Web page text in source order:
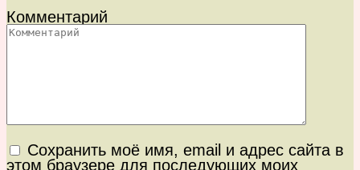
Комментарий
Сохранить моё имя, email и адрес сайта в
этом браузере для последующих моих